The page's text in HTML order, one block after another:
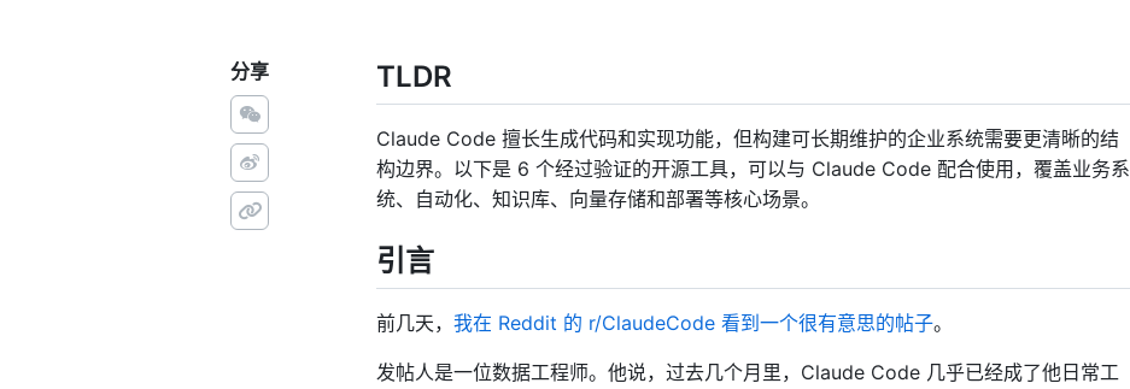
分享 TLDR
Claude Code 擅长生成代码和实现功能，但构建可长期维护的企业系统需要更清晰的结
构边界。以下是 6 个经过验证的开源工具，可以与 Claude Code 配合使用，覆盖业务系
统、自动化、知识库、向量存储和部署等核心场景。
引言
前几天， 我在 Reddit 的 r/ClaudeCode 看到一个很有意思的帖子。
发帖人是一位数据工程师。他说，过去几个月里，Claude Code 几乎已经成了他日常工